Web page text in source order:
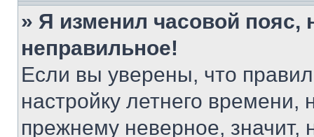
» Я изменил часовой пояс,
неправильное!
Если вы уверены, что
настройку летнего
прежнему неверное, значит,